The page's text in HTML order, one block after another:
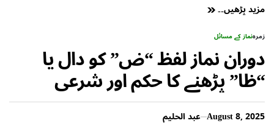
مزید پڑھیں۔۔
زمرہنماز کے مسائل
دوران نماز لفظ “ض” کو دال یا
“ظا” پڑھنے کا حکم اور شرعی
مسائل
August 8, 2025 عبد الحلیم